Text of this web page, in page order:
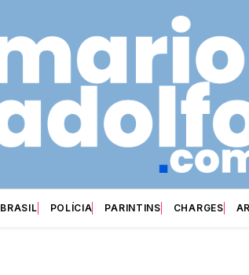
BRASIL POLÍCIA PARINTINS CHARGES